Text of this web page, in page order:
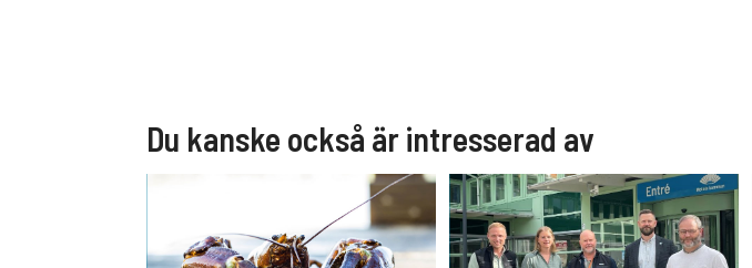
Du kanske också är intresserad av